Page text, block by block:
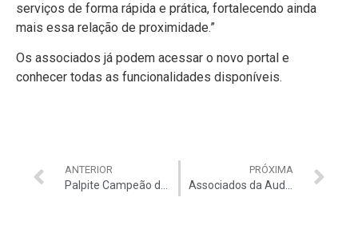
serviços de forma rápida e prática, fortalecendo ainda
mais essa relação de proximidade.”
Os associados já podem acessar o novo portal e
conhecer todas as funcionalidades disponíveis.
ANTERIOR
Palpite Campeão do Clubs vai premiar associados da Auditar durante a Copa do Mundo 2026
PRÓXIMA
Associados da Auditar têm oportunidade de visitar a exposição “Festa de Luz” no Centro Cultural TCU